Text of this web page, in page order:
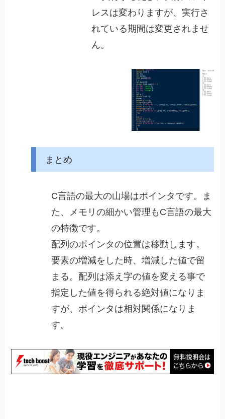
レスは変わりますが、実行さ
れている期間は変更されませ
ん。
まとめ
C言語の最大の山場はポインタです。ま
た、メモリの細かい管理もC言語の最大
の特徴です。
配列のポインタの位置は移動します。
要素の増減をした時、増減した値で留
まる。配列は添え字の値を変える事で
指定した値を得られる絶対値になりま
すが、ポインタは相対関係になりま
す。